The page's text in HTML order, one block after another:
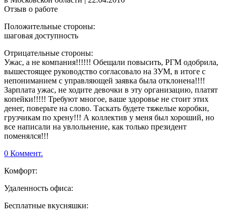
Отзыв о работе
Положительные стороны:
шаговая доступность
Отрицательные стороны:
Ужас, а не компания!!!!!! Обещали повысить, РГМ одобрила,
вышестоящее руководство согласовало на ЗУМ, в итоге с
непониманием с управляющей заявка была отклонена!!!!
Зарплата ужас, не ходите девочки в эту организацию, платят
копейки!!!!! Требуют многое, ваше здоровье не стоит этих
денег, поверьте на слово. Таскать будете тяжелые коробки,
грузчикам по хрену!!! А коллектив у меня был хороший, но
все написали на увлольнение, как только президент
поменялся!!!
0 Коммент.
Комфорт:
Удаленность офиса:
Бесплатные вкусняшки: